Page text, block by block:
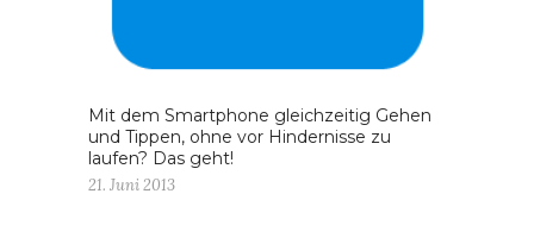
Mit dem Smartphone gleichzeitig Gehen
und Tippen, ohne vor Hindernisse zu
laufen? Das geht!
21. Juni 2013